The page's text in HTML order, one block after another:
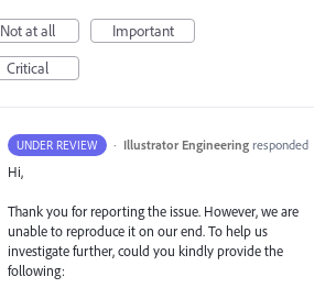
Not at all
Important
Critical
UNDER REVIEW · Illustrator Engineering responded
Hi,
Thank you for reporting the issue. However, we are
unable to reproduce it on our end. To help us
investigate further, could you kindly provide the
following: